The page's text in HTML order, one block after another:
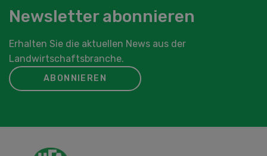
Newsletter abonnieren
Erhalten Sie die aktuellen News aus der
Landwirtschaftsbranche.
ABONNIEREN